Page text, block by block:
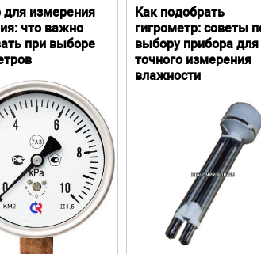
для измерения
что важно
при выборе
Как подобрать
гигрометр: советы
выбору прибора для
точного измерения
влажности